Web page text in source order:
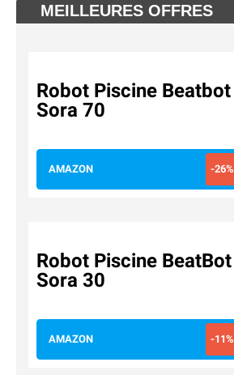
MEILLEURES OFFRES
Robot Piscine Beatbot
Sora 70
AMAZON -26%
Robot Piscine BeatBot
Sora 30
AMAZON -11%